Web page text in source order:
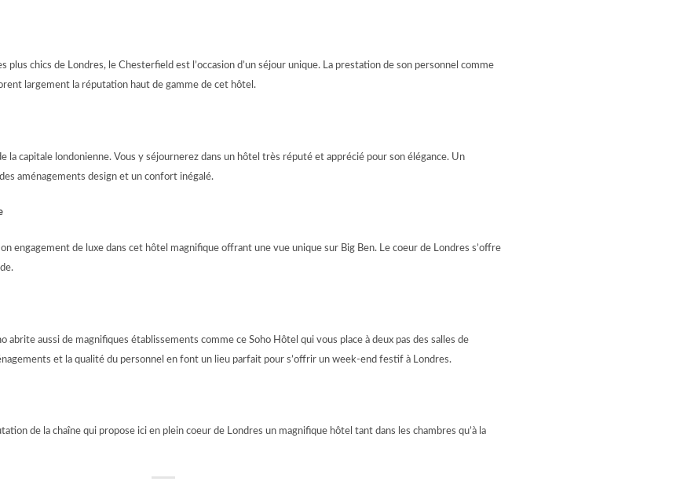
plus chics de Londres, le Chesterfield est l’occasion d’un séjour unique. La prestation de son personnel comme
largement la réputation haut de gamme de cet hôtel.
la capitale londonienne. Vous y séjournerez dans un hôtel très réputé et apprécié pour son élégance. Un
aménagements design et un confort inégalé.
engagement de luxe dans cet hôtel magnifique offrant une vue unique sur Big Ben. Le coeur de Londres s’offre
abrite aussi de magnifiques établissements comme ce Soho Hôtel qui vous place à deux pas des salles de
et la qualité du personnel en font un lieu parfait pour s’offrir un week-end festif à Londres.
de la chaîne qui propose ici en plein coeur de Londres un magnifique hôtel tant dans les chambres qu’à la